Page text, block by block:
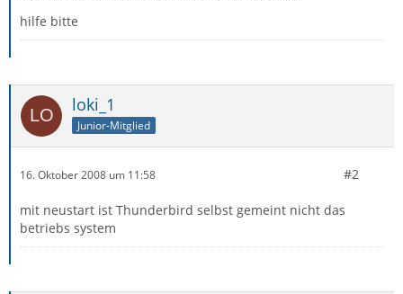
hilfe bitte
loki_1
Junior-Mitglied
16. Oktober 2008 um 11:58 #2
mit neustart ist Thunderbird selbst gemeint nicht das
betriebs system